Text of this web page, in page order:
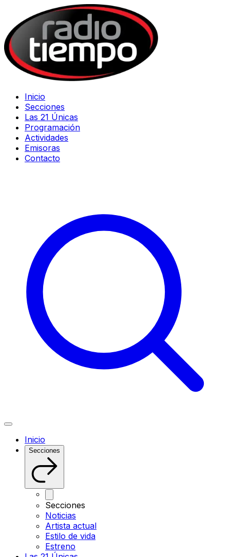
Inicio
Secciones
Las 21 Únicas
Programación
Actividades
Emisoras
Contacto
Inicio
Secciones
Secciones
Noticias
Artista actual
Estilo de vida
Estreno